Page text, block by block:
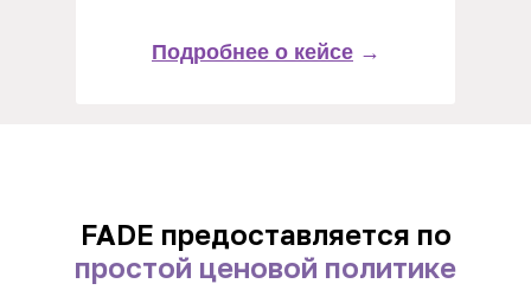
Подробнее о кейсе →
FADE предоставляется по
простой ценовой политике